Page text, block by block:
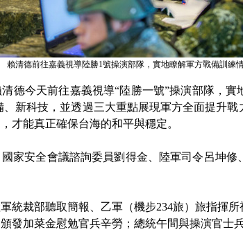
賴清德前往嘉義視導陸勝1號操演部隊，實地瞭解軍方戰備訓練
今天前往嘉義視導“陸勝一號”操演部隊，實
新科技，並透過三大重點展現軍方全面提升
才能真正確保台海的和平與穩定。
安全會議諮詢委員劉得金、陸軍司令呂坤修
裁部聽取簡報、乙軍（機步234旅）旅指揮所
發加菜金慰勉官兵辛勞；總統午間與操演官士